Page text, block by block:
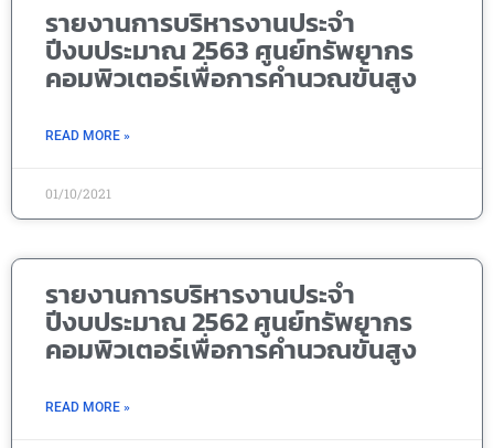
รายงานการบริหารงานประจำ
ปีงบประมาณ 2563 ศูนย์ทรัพยากร
คอมพิวเตอร์เพื่อการคำนวณขั้นสูง
READ MORE »
01/10/2021
รายงานการบริหารงานประจำ
ปีงบประมาณ 2562 ศูนย์ทรัพยากร
คอมพิวเตอร์เพื่อการคำนวณขั้นสูง
READ MORE »